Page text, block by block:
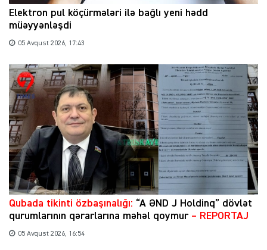
Elektron pul köçürmələri ilə bağlı yeni hədd
müəyyənləşdi
05 Avqust 2026, 17:43
Qubada tikinti özbaşınalığı: “A ƏND J Holdinq” dövlət
qurumlarının qərarlarına məhəl qoymur – REPORTAJ
05 Avqust 2026, 16:54